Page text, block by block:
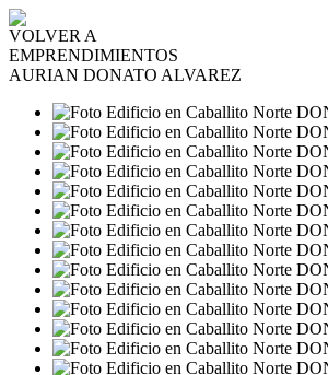
VOLVER A
EMPRENDIMIENTOS
AURIAN DONATO ALVAREZ